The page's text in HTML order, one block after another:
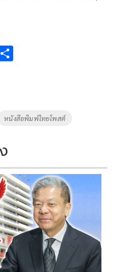
หนังสือพิมพ์ไทยโพสต์